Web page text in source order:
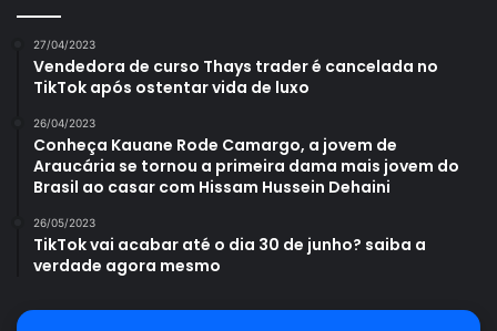
Segundo uma matéria do site
Navas em 17 de maio de 2021, o molho feito com as
leguminosas deve durar pelo menos 4 horas, para só
assim remover os antinutrientes presentes no alimento.
27/04/2023
Vendedora de curso Thays trader é cancelada no
TikTok após ostentar vida de luxo
26/04/2023
Conheça Kauane Rode Camargo, a jovem de
Araucária se tornou a primeira dama mais jovem do
Brasil ao casar com Hissam Hussein Dehaini
26/05/2023
TikTok vai acabar até o dia 30 de junho? saiba a
verdade agora mesmo